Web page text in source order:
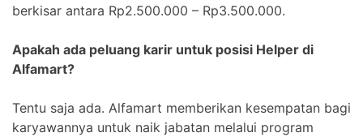
berkisar antara Rp2.500.000 – Rp3.500.000.
Apakah ada peluang karir untuk posisi Helper di
Alfamart?
Tentu saja ada. Alfamart memberikan kesempatan bagi
karyawannya untuk naik jabatan melalui program